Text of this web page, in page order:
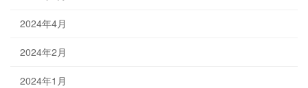
2024年4月
2024年2月
2024年1月